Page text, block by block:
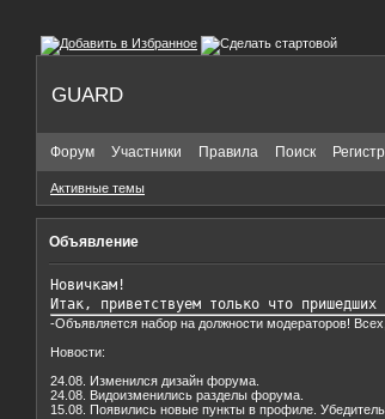
GUARD
Форум Участники Правила Поиск
Активные темы
Объявление
Новичкам!
Итак, приветствуем только что
-Объявляется набор на должности модераторов!
Новости:
24.08. Изменился дизайн форума.
24.08. Видоизменились разделы форума.
15.08. Появились новые пункты в профиле.